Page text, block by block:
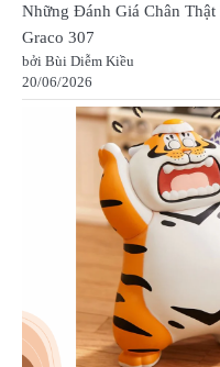
Những Đánh Giá Chân
Graco 307
bởi Bùi Diễm Kiều
20/06/2026